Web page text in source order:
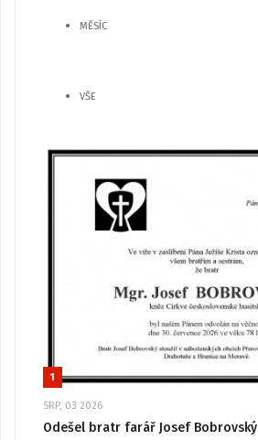
MĚSÍC
VŠE
1
SRP, 03 2026
Odešel bratr farář Josef Bobrovský